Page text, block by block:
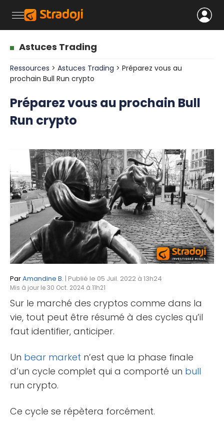
Astuces Trading
Ressources > Astuces Trading > Préparez vous au
prochain Bull Run crypto
Préparez vous au prochain Bull
Run crypto
ParAmandine B. | Publié le 05 Juil. 2022 à 13h24
Mis à jour le 30 Oct. 2024 à 11h21
Sur le marché des cryptos comme dans la
vie, tout peut être résumé à des cycles qu’il
faut identifier, anticiper.
Un bear market n’est que la phase finale
d’un cycle complet qui a comporté un bull
run crypto.
Ce cycle se répètera forcément.